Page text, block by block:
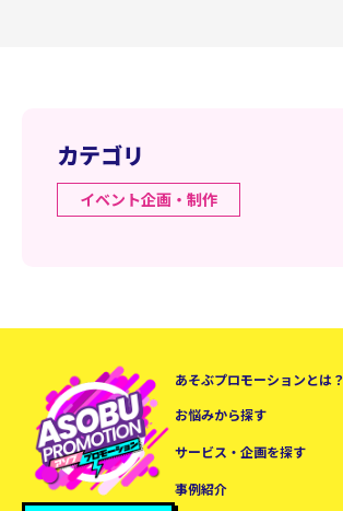
カテゴリ
イベント企画・制作
あそぶプロモーションとは？
お悩みから探す
サービス・企画を探す
事例紹介